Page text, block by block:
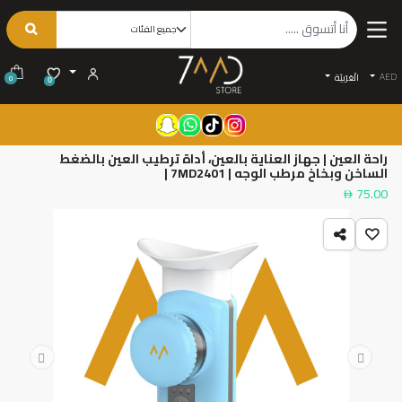
AED الْعَرَبيّة 0
0
راحة العين | جهاز العناية بالعين، أداة ترطيب العين بالضغط
الساخن وبخاخ مرطب الوجه | 7MD2401 |
75.00